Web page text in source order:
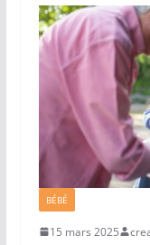
BÉBÉ
15 mars 2025